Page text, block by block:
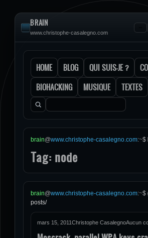
BRAIN
www.christophe-casalegno.com
HOME BLOG QUI SUIS-JE ?
BIOHACKING
MUSIQUE TEXTES
Rechercher :
brain@www.christophe-casalegno.com:~$
Tag: node
brain@www.christophe-casalegno.com:~$
posts/
mars 15, 2011Christophe CasalegnoAucun